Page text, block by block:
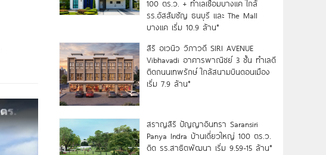
100 ตร.ว. + ทำเลเชื่อมบางแค ใกล้
รร.อัสสัมชัญ ธนบุรี และ The Mall
บางแค เริ่ม 10.9 ล้าน*
สิริ อเวนิว วิภาวดี SIRI AVENUE
Vibhavadi อาคารพาณิชย์ 3 ชั้น ทำเลดี
ติดถนนเทพรักษ์ ใกล้สนามบินดอนเมือง
เริ่ม 7.9 ล้าน*
สราญสิริ ปัญญาอินทรา Saransiri
Panya Indra บ้านเดี่ยวใหญ่ 100 ตร.ว.
ดิด รร.สาธิตพัฒนา เริ่ม 9.59-15 ล้าน*